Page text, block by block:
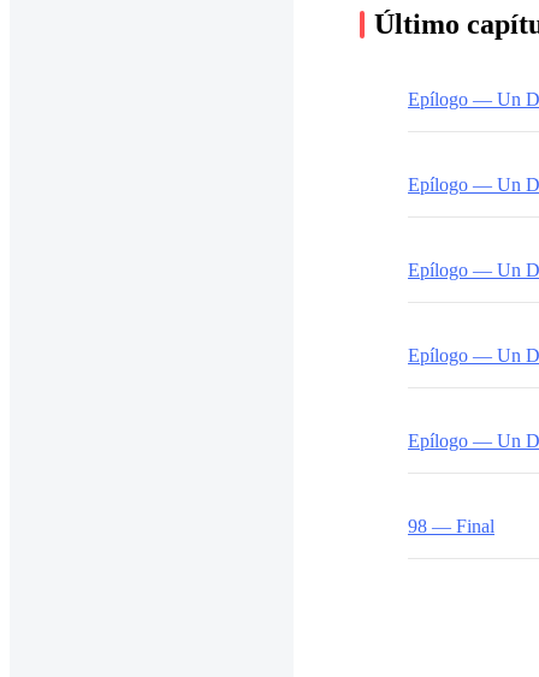
Último
Epílogo — Un
Epílogo — Un
Epílogo — Un
Epílogo — Un
Epílogo — Un
98 — Final